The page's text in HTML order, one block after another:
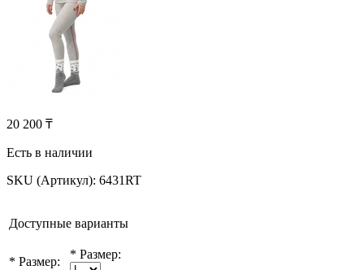
20 200 ₸
Есть в наличии
SKU (Артикул): 6431RT
Доступные варианты
* Размер:
* Размер: